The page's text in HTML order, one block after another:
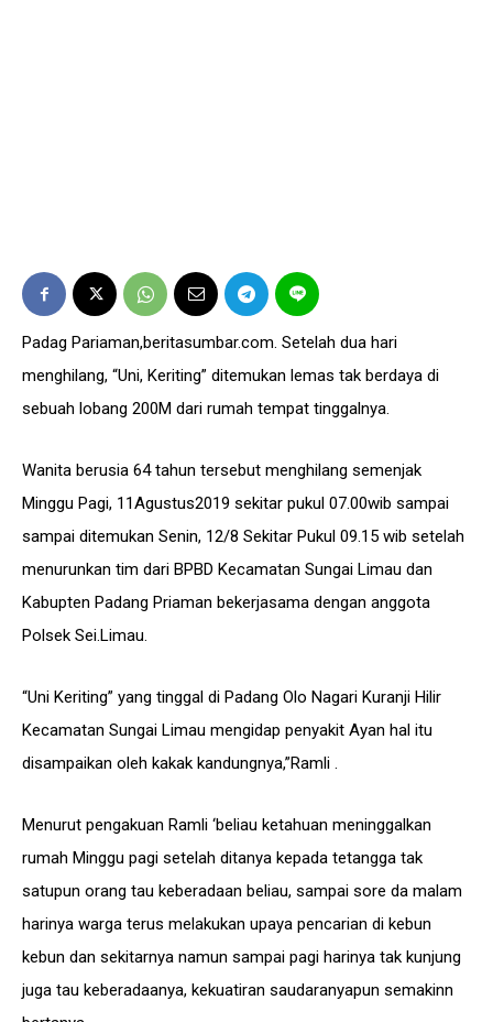
Padag Pariaman,beritasumbar.com. Setelah dua hari
menghilang, “Uni, Keriting” ditemukan lemas tak berdaya di
sebuah lobang 200M dari rumah tempat tinggalnya.
Wanita berusia 64 tahun tersebut menghilang semenjak
Minggu Pagi, 11Agustus2019 sekitar pukul 07.00wib sampai
sampai ditemukan Senin, 12/8 Sekitar Pukul 09.15 wib setelah
menurunkan tim dari BPBD Kecamatan Sungai Limau dan
Kabupten Padang Priaman bekerjasama dengan anggota
Polsek Sei.Limau.
“Uni Keriting” yang tinggal di Padang Olo Nagari Kuranji Hilir
Kecamatan Sungai Limau mengidap penyakit Ayan hal itu
disampaikan oleh kakak kandungnya,”Ramli .
Menurut pengakuan Ramli ‘beliau ketahuan meninggalkan
rumah Minggu pagi setelah ditanya kepada tetangga tak
satupun orang tau keberadaan beliau, sampai sore da malam
harinya warga terus melakukan upaya pencarian di kebun
kebun dan sekitarnya namun sampai pagi harinya tak kunjung
juga tau keberadaanya, kekuatiran saudaranyapun semakinn